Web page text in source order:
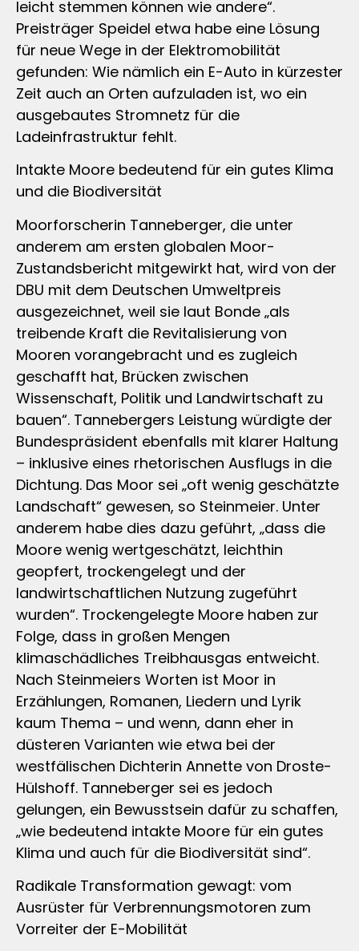
leicht stemmen können wie andere“.
Preisträger Speidel etwa habe eine Lösung
für neue Wege in der Elektromobilität
gefunden: Wie nämlich ein E-Auto in kürzester
Zeit auch an Orten aufzuladen ist, wo ein
ausgebautes Stromnetz für die
Ladeinfrastruktur fehlt.
Intakte Moore bedeutend für ein gutes Klima
und die Biodiversität
Moorforscherin Tanneberger, die unter
anderem am ersten globalen Moor-
Zustandsbericht mitgewirkt hat, wird von der
DBU mit dem Deutschen Umweltpreis
ausgezeichnet, weil sie laut Bonde „als
treibende Kraft die Revitalisierung von
Mooren vorangebracht und es zugleich
geschafft hat, Brücken zwischen
Wissenschaft, Politik und Landwirtschaft zu
bauen“. Tannebergers Leistung würdigte der
Bundespräsident ebenfalls mit klarer Haltung
– inklusive eines rhetorischen Ausflugs in die
Dichtung. Das Moor sei „oft wenig geschätzte
Landschaft“ gewesen, so Steinmeier. Unter
anderem habe dies dazu geführt, „dass die
Moore wenig wertgeschätzt, leichthin
geopfert, trockengelegt und der
landwirtschaftlichen Nutzung zugeführt
wurden“. Trockengelegte Moore haben zur
Folge, dass in großen Mengen
klimaschädliches Treibhausgas entweicht.
Nach Steinmeiers Worten ist Moor in
Erzählungen, Romanen, Liedern und Lyrik
kaum Thema – und wenn, dann eher in
düsteren Varianten wie etwa bei der
westfälischen Dichterin Annette von Droste-
Hülshoff. Tanneberger sei es jedoch
gelungen, ein Bewusstsein dafür zu schaffen,
„wie bedeutend intakte Moore für ein gutes
Klima und auch für die Biodiversität sind“.
Radikale Transformation gewagt: vom
Ausrüster für Verbrennungsmotoren zum
Vorreiter der E-Mobilität